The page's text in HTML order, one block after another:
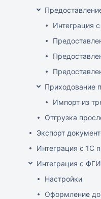
Интеграция
Приходование
Импорт из
Отгрузка
Экспорт
Интеграция с 1С
Интеграция с
Настройки
Оформление